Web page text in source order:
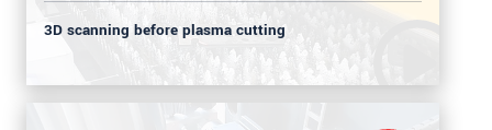
3D scanning before plasma cutting